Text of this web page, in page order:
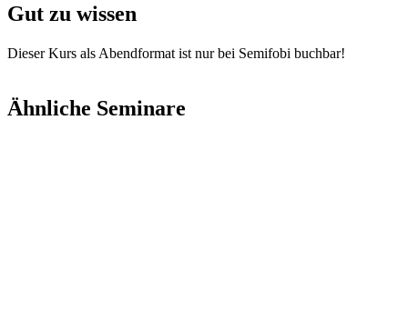
Gut zu wissen
Dieser Kurs als Abendformat ist nur bei Semifobi buchbar!
Ähnliche Seminare